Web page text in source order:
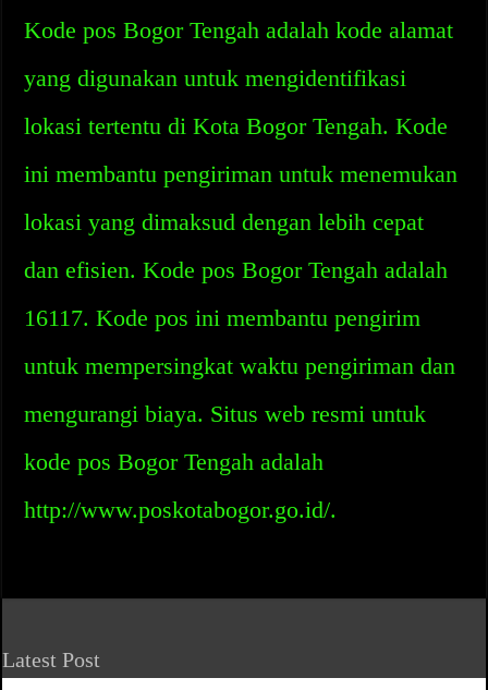
Kode pos Bogor Tengah adalah kode alamat
yang digunakan untuk mengidentifikasi
lokasi tertentu di Kota Bogor Tengah. Kode
ini membantu pengiriman untuk menemukan
lokasi yang dimaksud dengan lebih cepat
dan efisien. Kode pos Bogor Tengah adalah
16117. Kode pos ini membantu pengirim
untuk mempersingkat waktu pengiriman dan
mengurangi biaya. Situs web resmi untuk
kode pos Bogor Tengah adalah
http://www.poskotabogor.go.id/.
Latest Post